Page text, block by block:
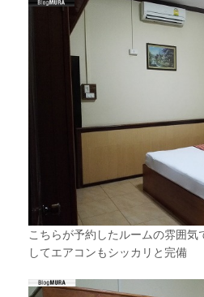
こちらが予約したルームの雰囲気
してエアコンもシッカリと完備